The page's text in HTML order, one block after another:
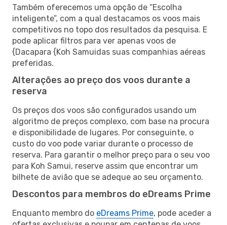
Também oferecemos uma opção de “Escolha
inteligente”, com a qual destacamos os voos mais
competitivos no topo dos resultados da pesquisa. E
pode aplicar filtros para ver apenas voos de
{Dacapara {Koh Samuidas suas companhias aéreas
preferidas.
Alterações ao preço dos voos durante a
reserva
Os preços dos voos são configurados usando um
algoritmo de preços complexo, com base na procura
e disponibilidade de lugares. Por conseguinte, o
custo do voo pode variar durante o processo de
reserva. Para garantir o melhor preço para o seu voo
para Koh Samui, reserve assim que encontrar um
bilhete de avião que se adeque ao seu orçamento.
Descontos para membros do eDreams Prime
Enquanto membro do eDreams Prime, pode aceder a